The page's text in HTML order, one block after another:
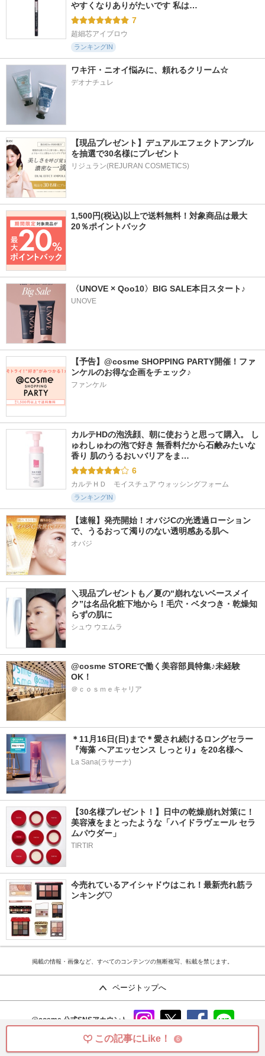
この記事にLike！ 6
やすくなりありがたいです 私は…
7
超細芯アイブロウ
ランキングIN
ワキ汗・ニオイ悩みに、頼れるクリーム☆
デオナチュレ
【現品プレゼント】デュアルエフェクトアンプル
を抽選で30名様にプレゼント
リジュラン(REJURAN COSMETICS)
1,500円(税込)以上で送料無料！対象商品は最大
20％ポイントバック
〈UNOVE × Qoo10〉BIG SALE本日スタート♪
UNOVE
【予告】@cosme SHOPPING PARTY開催！ファ
ンケルのお得な企画をチェック♪
ファンケル
カルテHDの泡洗顔、朝に使おうと思って購入。 し
ゅわしゅわの泡で好き 無香料だから石鹸みたいな
香り 肌のうるおいバリアをま…
6
カルテＨＤ　モイスチュア ウォッシングフォーム
ランキングIN
【速報】発売開始！オバジCの光透過ローション
で、うるおって濁りのない透明感ある肌へ
オバジ
＼現品プレゼントも／夏の“崩れないベースメイ
ク”は名品化粧下地から！毛穴・ベタつき・乾燥知
らずの肌に
シュウ ウエムラ
@cosme STOREで働く美容部員特集♪未経験
OK！
＠ｃｏｓｍｅキャリア
＊11月16日(日)まで＊愛され続けるロングセラー
『海藻 ヘアエッセンス しっとり』を20名様へ
La Sana(ラサーナ)
【30名様プレゼント！】日中の乾燥崩れ対策に！
美容液をまとったような「ハイドラヴェール セラ
ムパウダー」
TIRTIR
今売れているアイシャドウはこれ！最新売れ筋ラ
ンキング♡
掲載の情報・画像など、すべてのコンテンツの無断複写、転載を禁じます。
ページトップへ
@cosme 公式SNSアカウント
instag